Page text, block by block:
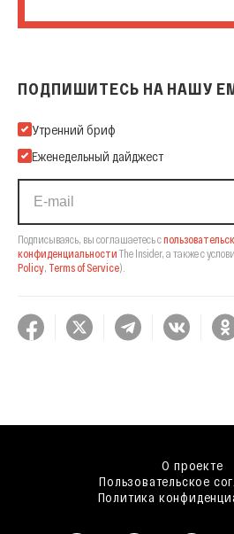
ПОДПИШИТЕСЬ НА НАШУ
Подпишитесь на нашу Email-рассылку
Утренний бриф
Еженедельный дайджест
Подписываясь, вы соглашаетесь с
конфиденциальности The Insider, а также с
Policy, Terms of Service).
О проекте
Пользовательское
Политика